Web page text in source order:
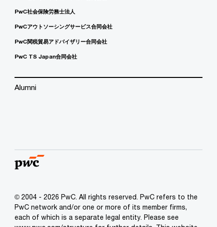
PwC社会保険労務士法人
PwCアウトソーシングサービス合同会社
PwC関税貿易アドバイザリー合同会社
PwC TS Japan合同会社
Alumni
© 2004 - 2026 PwC. All rights reserved. PwC refers to the
PwC network and/or one or more of its member firms,
each of which is a separate legal entity. Please see